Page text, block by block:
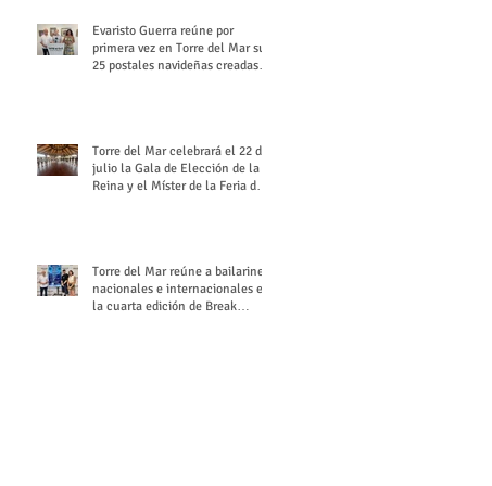
Evaristo Guerra reúne por
primera vez en Torre del Mar sus
25 postales navideñas creadas
Torre del Mar celebrará el 22 de
julio la Gala de Elección de la
Reina y el Míster de la Feria de
Torre del Mar reúne a bailarines
nacionales e internacionales en
la cuarta edición de Break